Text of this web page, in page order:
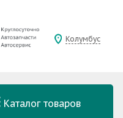
Колумбус
Каталог товаров